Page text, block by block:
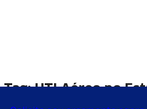
Tag:UTI Aéreo no